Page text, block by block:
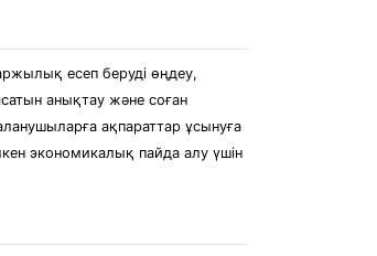
есеп беруді өңдеу,
анықтау және соған
ақпараттар ұсынуға
экономикалық пайда алу үшін